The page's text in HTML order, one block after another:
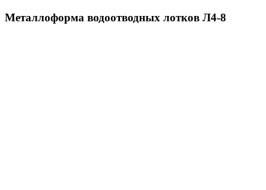
Металлоформа водоотводных лотков Л4-8